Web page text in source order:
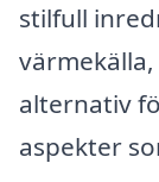
stilfull
alternativ
aspekter